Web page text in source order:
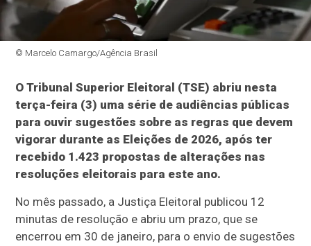
© Marcelo Camargo/Agência Brasil
O Tribunal Superior Eleitoral (TSE) abriu nesta
terça-feira (3) uma série de audiências públicas
para ouvir sugestões sobre as regras que devem
vigorar durante as Eleições de 2026, após ter
recebido 1.423 propostas de alterações nas
resoluções eleitorais para este ano.
No mês passado, a Justiça Eleitoral publicou 12
minutas de resolução e abriu um prazo, que se
encerrou em 30 de janeiro, para o envio de sugestões